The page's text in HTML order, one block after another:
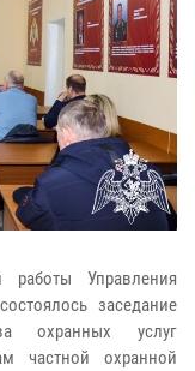
работы Управления
заседание
охранных услуг
частной охранной